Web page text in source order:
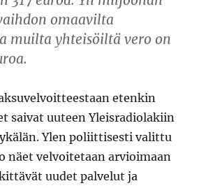
omaavilta
muilta yhteisöiltä vero on
etenkin
saivat uuteen Yleisradiolakiin
Ylen poliittisesti valittu
näet velvoitetaan arvioimaan
uudet palvelut ja